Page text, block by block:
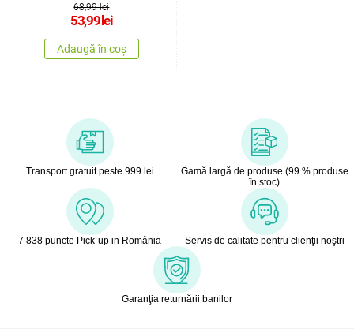
68,99 lei
53,99lei
Adaugă în coș
Transport gratuit peste 999 lei
Gamă largă de produse (99 % produse
în stoc)
7 838 puncte Pick-up in România Servis de calitate pentru clienţii noştri
Garanţia returnării banilor